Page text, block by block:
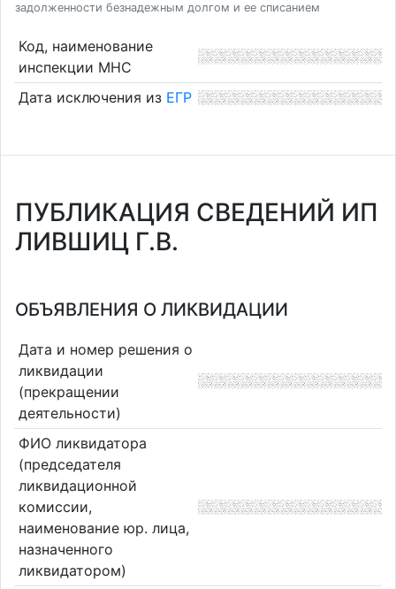
задолженности безнадежным долгом и ее списанием
Код, наименование
инспекции МНС
Дата исключения из ЕГР
ПУБЛИКАЦИЯ СВЕДЕНИЙ ИП
ЛИВШИЦ Г.В.
ОБЪЯВЛЕНИЯ О ЛИКВИДАЦИИ
Дата и номер решения о
ликвидации
(прекращении
деятельности)
ФИО ликвидатора
(председателя
ликвидационной
комиссии,
наименование юр. лица,
назначенного
ликвидатором)